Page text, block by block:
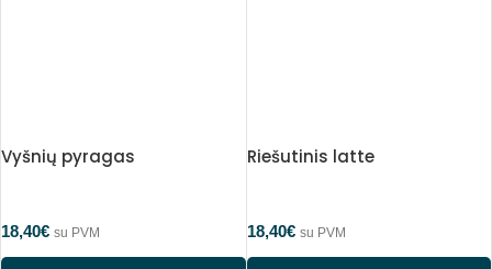
Vyšnių pyragas
18,40€ su PVM
Riešutinis latte
18,40€ su PVM